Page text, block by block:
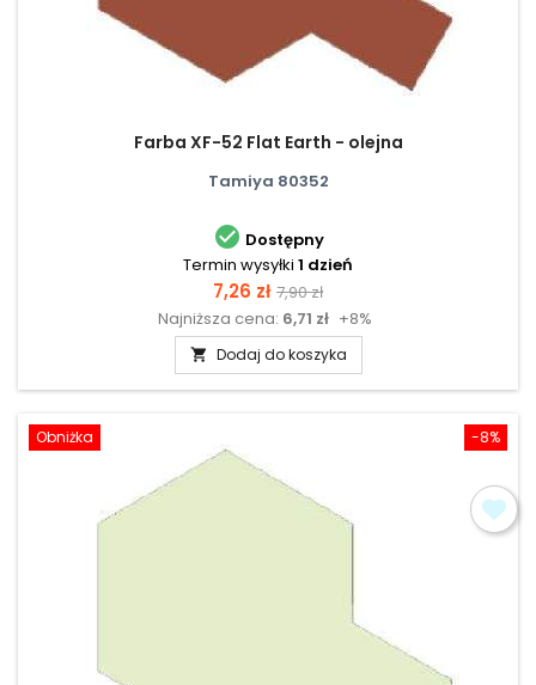
Farba XF-52 Flat Earth - olejna
Tamiya 80352
 Dostępny
Termin wysyłki 1 dzień
Cena
7,26 zł Cena
podstawowa
7,90 zł
Najniższa cena: 6,71 zł +8%
 Dodaj do koszyka
-8%
Obniżka